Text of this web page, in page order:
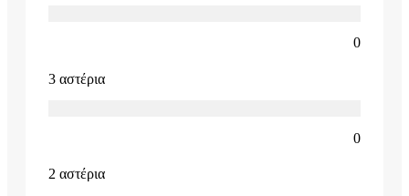
0
3 αστέρια
0
2 αστέρια